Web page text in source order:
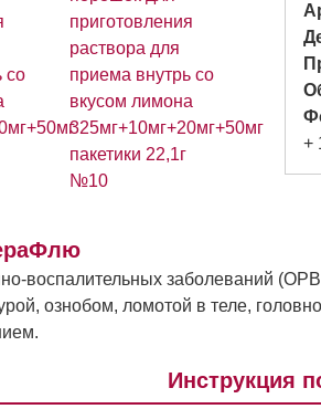
+
воспалительных заболеваний
ознобом, ломотой в теле,
Инструкция